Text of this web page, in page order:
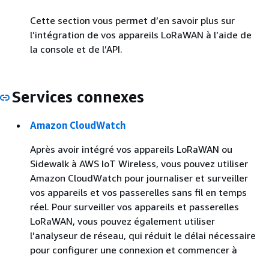
Cette section vous permet d’en savoir plus sur
l’intégration de vos appareils LoRaWAN à l’aide de
la console et de l’API.
Services connexes
Amazon CloudWatch
Après avoir intégré vos appareils LoRaWAN ou
Sidewalk à AWS IoT Wireless, vous pouvez utiliser
Amazon CloudWatch pour journaliser et surveiller
vos appareils et vos passerelles sans fil en temps
réel. Pour surveiller vos appareils et passerelles
LoRaWAN, vous pouvez également utiliser
l’analyseur de réseau, qui réduit le délai nécessaire
pour configurer une connexion et commencer à